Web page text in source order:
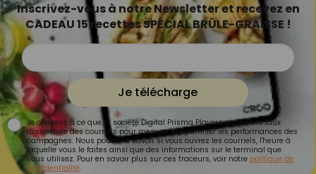
Inscrivez-vous à notre Newsletter et recevez en
CADEAU 15 recettes SPÉCIAL BRÛLE-GRAISSE !
Je télécharge
Je consens à ce que la société Digital Prisma Players analyse le taux
d'ouverture des courriels pour mesurer et optimiser les performances des
campagnes. Nous pourrons savoir si vous ouvrez les courriels, l'heure à
laquelle vous le faites ainsi que des informations sur le terminal que
vous utilisez. Pour en savoir plus sur ces traceurs, voir notre politique de
confidentialité.